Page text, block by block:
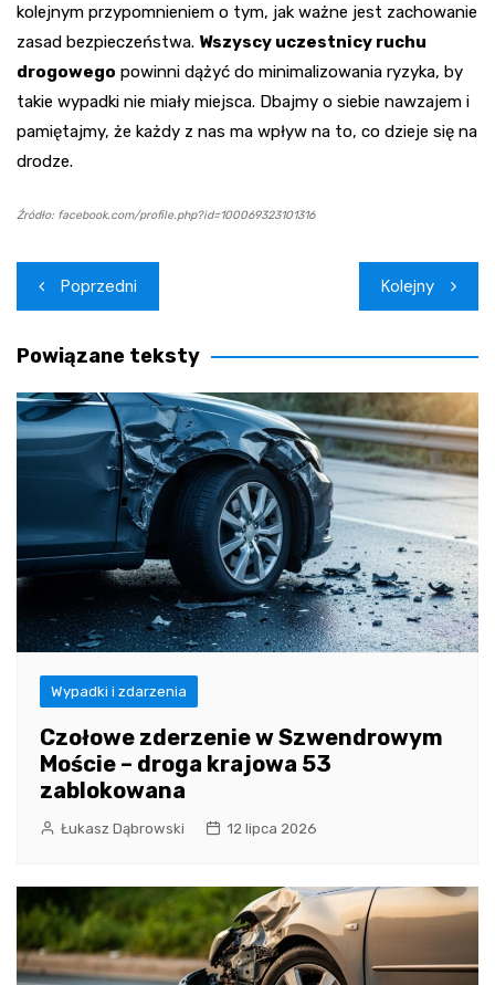
kolejnym przypomnieniem o tym, jak ważne jest zachowanie
zasad bezpieczeństwa. Wszyscy uczestnicy ruchu
drogowego powinni dążyć do minimalizowania ryzyka, by
takie wypadki nie miały miejsca. Dbajmy o siebie nawzajem i
pamiętajmy, że każdy z nas ma wpływ na to, co dzieje się na
drodze.
Źródło: facebook.com/profile.php?id=100069323101316
Nawigacja
wpisu
Poprzedni Kolejny
Powiązane teksty
Wypadki i zdarzenia
Czołowe zderzenie w Szwendrowym
Moście – droga krajowa 53
zablokowana
Łukasz Dąbrowski 12 lipca 2026